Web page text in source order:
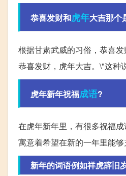
恭喜发财和虎年大吉那个
根据甘肃武威的习俗，恭喜
恭喜发财，虎年大吉。\"这种
虎年新年祝福成语?
在虎年新年里，有很多祝福
寓意着希望在新的一年里能够
新年的词语例如祥虎辞旧